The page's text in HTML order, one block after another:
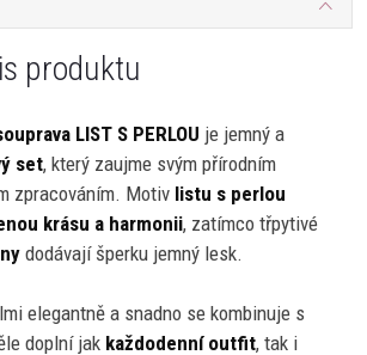
produktu
LIST S PERLOU je jemný a
set, který zaujme svým přírodním
zpracováním. Motiv listu s perlou
krásu a harmonii, zatímco třpytivé
dodávají šperku jemný lesk.
elegantně a snadno se kombinuje s
doplní jak každodenní outfit, tak i